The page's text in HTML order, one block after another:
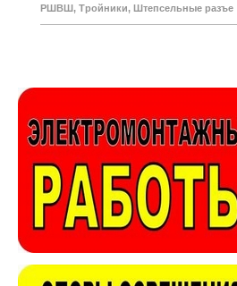
РШВШ, Тройники, Штепсельные разъе